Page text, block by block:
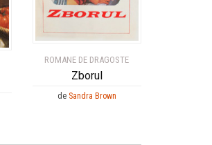
ROMANE DE DRAGOSTE
Zborul
de Sandra Brown